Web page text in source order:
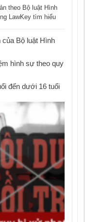
theo Bộ luật Hình
LawKey tìm hiểu
của Bộ luật Hình
hình sự theo quy
đến dưới 16 tuổi